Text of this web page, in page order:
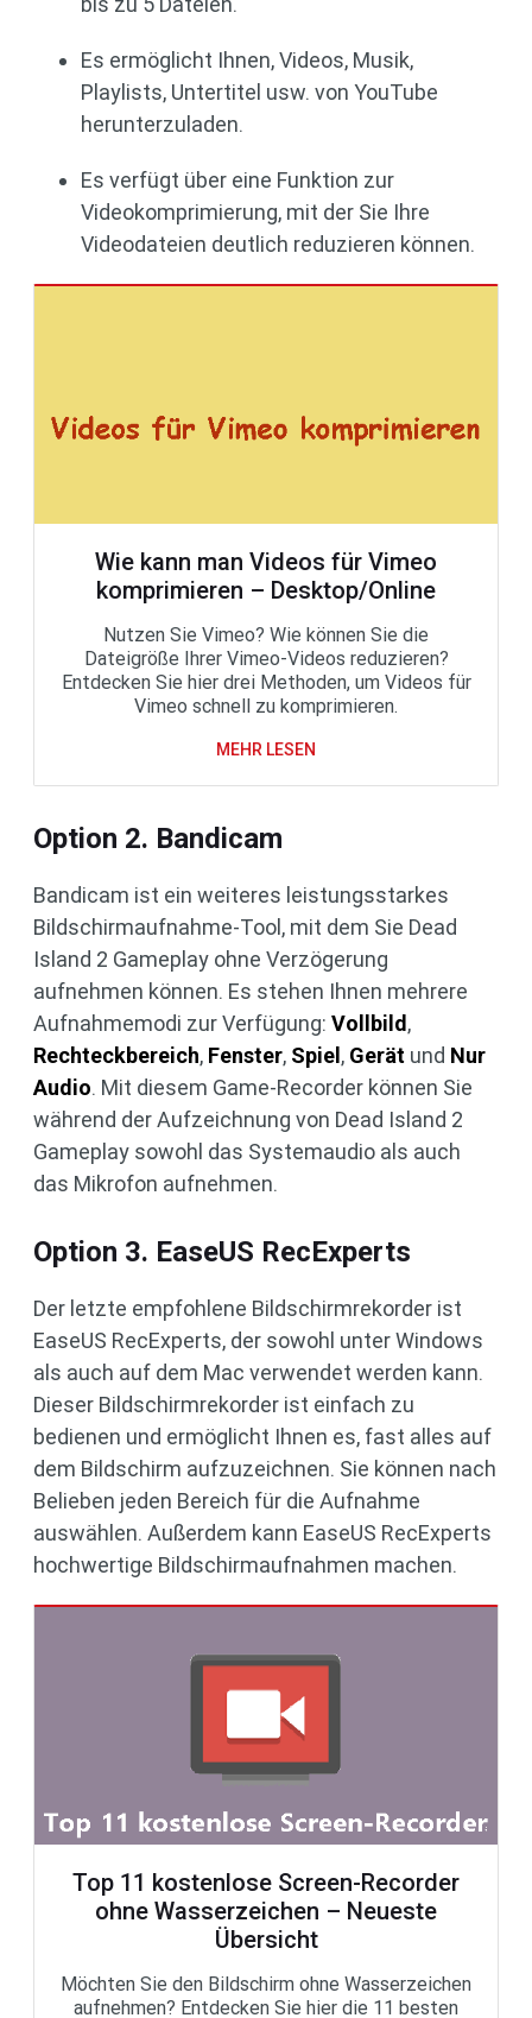
Es ermöglicht Ihnen, Videos, Musik,
Playlists, Untertitel usw. von YouTube
herunterzuladen.
Es verfügt über eine Funktion zur
Videokomprimierung, mit der Sie Ihre
Videodateien deutlich reduzieren können.
Wie kann man Videos für Vimeo
komprimieren – Desktop/Online
Nutzen Sie Vimeo? Wie können Sie die
Dateigröße Ihrer Vimeo-Videos reduzieren?
Entdecken Sie hier drei Methoden, um Videos für
Vimeo schnell zu komprimieren.
MEHR LESEN
Option 2. Bandicam
Bandicam ist ein weiteres leistungsstarkes
Bildschirmaufnahme-Tool, mit dem Sie Dead
Island 2 Gameplay ohne Verzögerung
aufnehmen können. Es stehen Ihnen mehrere
Aufnahmemodi zur Verfügung: Vollbild ,
Rechteckbereich, Fenster, Spiel , Gerät und Nur
Audio. Mit diesem Game-Recorder können Sie
während der Aufzeichnung von Dead Island 2
Gameplay sowohl das Systemaudio als auch
das Mikrofon aufnehmen.
Option 3. EaseUS RecExperts
Der letzte empfohlene Bildschirmrekorder ist
EaseUS RecExperts, der sowohl unter Windows
als auch auf dem Mac verwendet werden kann.
Dieser Bildschirmrekorder ist einfach zu
bedienen und ermöglicht Ihnen es, fast alles auf
dem Bildschirm aufzuzeichnen. Sie können nach
Belieben jeden Bereich für die Aufnahme
auswählen. Außerdem kann EaseUS RecExperts
hochwertige Bildschirmaufnahmen machen.
Top 11 kostenlose Screen-Recorder
ohne Wasserzeichen – Neueste
Übersicht
Möchten Sie den Bildschirm ohne Wasserzeichen
aufnehmen? Entdecken Sie hier die 11 besten